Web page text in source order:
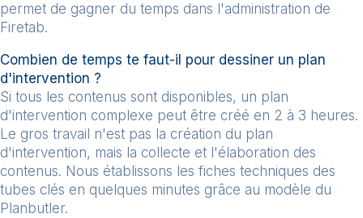
permet de gagner du temps dans l'administration de
Firetab.
Combien de temps te faut-il pour dessiner un plan
d'intervention ?
Si tous les contenus sont disponibles, un plan
d'intervention complexe peut être créé en 2 à 3 heures.
Le gros travail n'est pas la création du plan
d'intervention, mais la collecte et l'élaboration des
contenus. Nous établissons les fiches techniques des
tubes clés en quelques minutes grâce au modèle du
Planbutler.